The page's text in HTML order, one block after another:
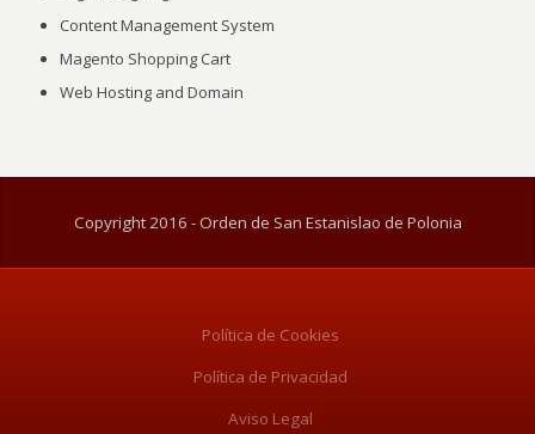
Content Management System
Magento Shopping Cart
Web Hosting and Domain
Copyright 2016 - Orden de San Estanislao de Polonia
Política de Cookies
Política de Privacidad
Aviso Legal